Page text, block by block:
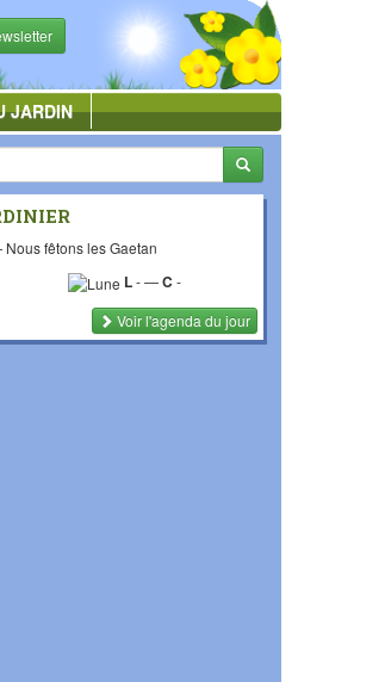
JARDIN
Nous fêtons les Gaetan
L-—C-
Voir l'agenda du jour